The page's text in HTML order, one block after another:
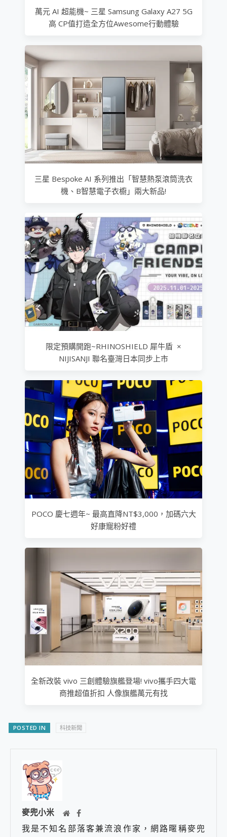
萬元 AI 超能機~ 三星 Samsung Galaxy A27 5G
高 CP值打造全方位Awesome行動體驗
三星 Bespoke AI 系列推出「智慧熱泵滾筒洗衣
機、B智慧電子衣櫥」兩大新品!
限定預購開跑~RHINOSHIELD 犀牛盾 ×
NIJISANJI 聯名臺灣日本同步上市
POCO 慶七週年~ 最高直降NT$3,000，加碼六大
好康寵粉好禮
全新改裝 vivo 三創體驗旗艦登場! vivo攜手四大電
商推超值折扣 人像旗艦萬元有找
POSTED IN 科技新聞
麥兜小米
我是不知名部落客兼流浪作家，網路暱稱麥兜